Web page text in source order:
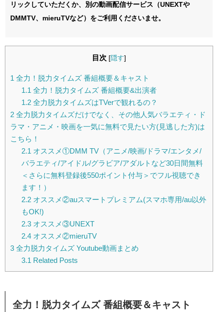
リックしていただくか、別の動画配信サービス（UNEXTや
DMMTV、mieruTVなど）をご利用くださいませ。
目次 [隠す]
1 全力！脱力タイムズ 番組概要＆キャスト
1.1 全力！脱力タイムズ 番組概要&出演者
1.2全力脱力タイムズはTVerで観れるの？
2 全力脱力タイムズだけでなく、その他人気バラエティ・ド
ラマ・アニメ・映画を一気に無料で見たい方(見逃した方)は
こちら！
2.1 オススメ①DMM TV（アニメ/映画/ドラマ/エンタメ/
バラエティ/アイドル/グラビア/アダルトなど30日間無料
＜さらに無料登録後550ポイント付与＞でフル視聴でき
ます！）
2.2オススメ②auスマートプレミアム(スマホ専用/au以外
もOK!)
2.3オススメ③UNEXT
2.4オススメ②mieruTV
3 全力脱力タイムズ Youtube動画まとめ
3.1 Related Posts
全力！脱力タイムズ 番組概要＆キャスト